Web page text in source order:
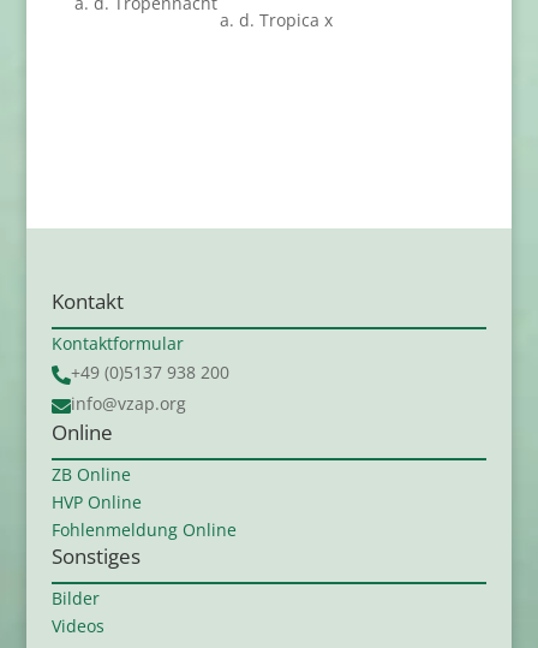
a. d. Tropica x
Kontakt
Kontaktformular
+49 (0)5137 938 200
info@vzap.org
Online
ZB Online
HVP Online
Fohlenmeldung Online
Sonstiges
Bilder
Videos